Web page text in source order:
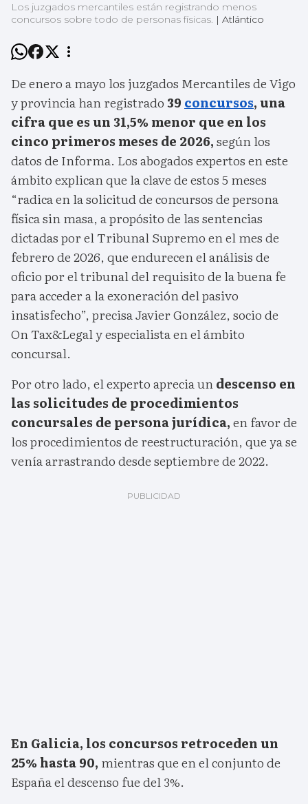
Los juzgados mercantiles están registrando menos
concursos sobre todo de personas físicas. | Atlántico
De enero a mayo los juzgados Mercantiles de Vigo
y provincia han registrado39 concursos, una
cifra que es un 31,5% menor que en los
cinco primeros meses de 2026,según los
datos de Informa. Los abogados expertos en este
ámbito explican que la clave de estos 5 meses
“radica en la solicitud de concursos de persona
física sin masa, a propósito de las sentencias
dictadas por el Tribunal Supremo en el mes de
febrero de 2026, que endurecen el análisis de
oficio por el tribunal del requisito de la buena fe
para acceder a la exoneración del pasivo
insatisfecho”, precisa Javier González, socio de
On Tax&Legal y especialista en el ámbito
concursal.
Por otro lado, el experto aprecia undescenso en
las solicitudes de procedimientos
concursales de persona jurídica,en favor de
los procedimientos de reestructuración, que ya se
venía arrastrando desde septiembre de 2022.
En Galicia, los concursos retroceden un
25% hasta 90, mientras que en el conjunto de
España el descenso fue del 3%.